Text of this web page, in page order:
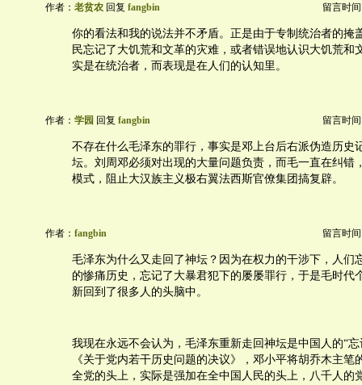
作者： 老贫农 回复 fangbin 留言时间
你的看法和我的说法并不矛盾。正是由于专制统治者的掩
民忘记了大饥荒和文革的灾难，或者错误地认识大饥荒和
实是在统治者，而表现是在人们的认知里。
作者： 学园 回复 fangbin 留言时间
不存在什么毛泽东的罪行，事实是邓上台后右派伪造历史
坛。刘周邓必须对出现的大量问题负责，而毛一直在纠错
模式，阻止大汉族主义极右翼法西斯官僚集团搞复辟。
作者： fangbin 留言时间
毛泽东为什么又走回了神坛？因为在权力的干涉下，人们
的惨痛历史，忘记了大暴君犯下的屡屡罪行，于是毛时代
新回到了很多人的头脑中。
我现在永远不会认为，毛泽东重新走回神坛是中国人的“
《关于党内若干历史问题的决议》，邓小平将胡乔木主笔
全党的头上，实际是强加在全中国人民的头上，八千人的